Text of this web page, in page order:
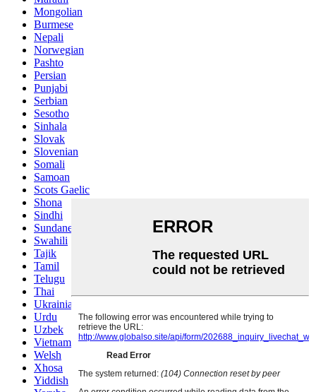
Mongolian
Burmese
Nepali
Norwegian
Pashto
Persian
Punjabi
Serbian
Sesotho
Sinhala
Slovak
Slovenian
Somali
Samoan
Scots Gaelic
Shona
Sindhi
Sundanese
Swahili
Tajik
Tamil
Telugu
Thai
Ukrainian
Urdu
Uzbek
Vietnamese
Welsh
Xhosa
Yiddish